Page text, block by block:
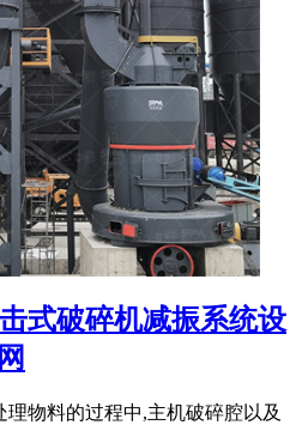
式破碎机减振系统设
物料的过程中,主机破碎腔以及